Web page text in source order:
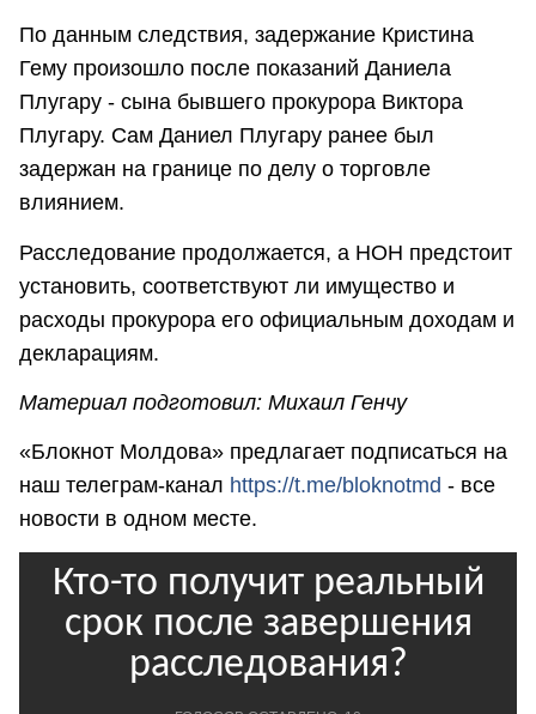
По данным следствия, задержание Кристина
Гему произошло после показаний Даниела
Плугару - сына бывшего прокурора Виктора
Плугару. Сам Даниел Плугару ранее был
задержан на границе по делу о торговле
влиянием.
Расследование продолжается, а НОН предстоит
установить, соответствуют ли имущество и
расходы прокурора его официальным доходам и
декларациям.
Материал подготовил: Михаил Генчу
«Блокнот Молдова» предлагает подписаться на
наш телеграм-канал https://t.me/bloknotmd - все
новости в одном месте.